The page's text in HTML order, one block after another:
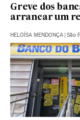
Greve dos
arrancar um
HELOÍSA MENDONÇA | São